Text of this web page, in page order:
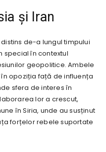
și Iran
de-a lungul timpului
în contextul
geopolitice. Ambele
opoziția față de influența
sfera de interes în
lor a crescut,
în Siria, unde au susținut
forțelor rebele suportate